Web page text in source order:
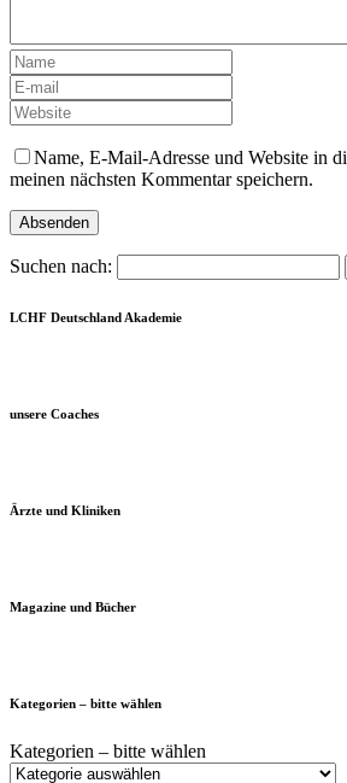
Name, E-Mail-Adresse und Website in
meinen nächsten Kommentar speichern.
Suchen nach:
LCHF Deutschland Akademie
unsere Coaches
Ärzte und Kliniken
Magazine und Bücher
Kategorien – bitte wählen
Kategorien – bitte wählen